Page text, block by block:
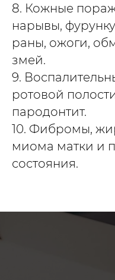
8. Кожные
нарывы,
раны, ожоги,
змей.
9.
ротовой
пародонтит.
10. Фибромы,
миома матки и
состояния.